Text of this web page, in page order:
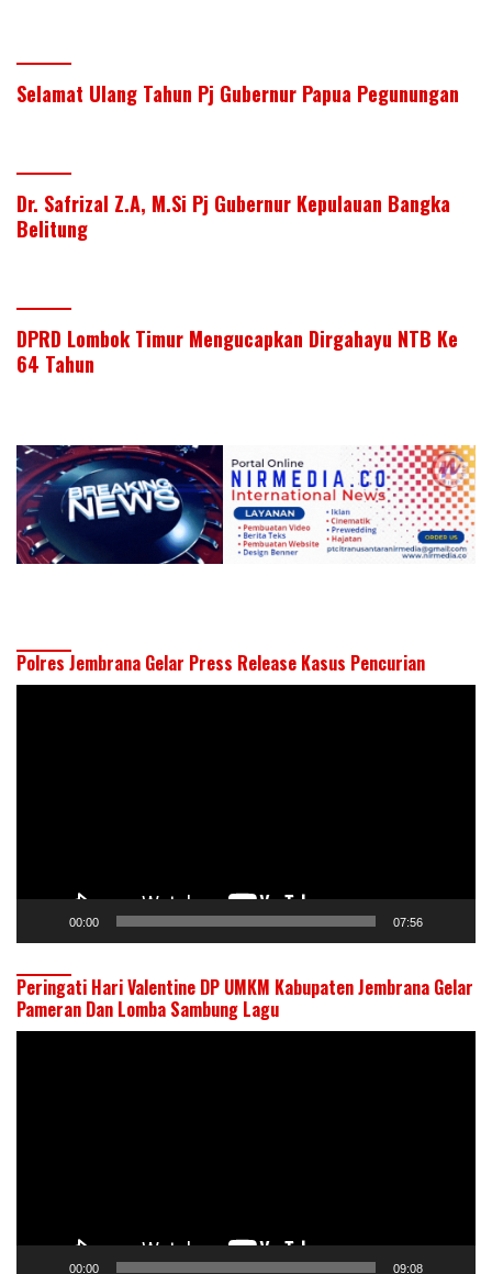
Selamat Ulang Tahun Pj Gubernur Papua Pegunungan
Dr. Safrizal Z.A, M.Si Pj Gubernur Kepulauan Bangka
Belitung
DPRD Lombok Timur Mengucapkan Dirgahayu NTB Ke
64 Tahun
Polres Jembrana Gelar Press Release Kasus Pencurian
00:00 07:56
Peringati Hari Valentine DP UMKM Kabupaten Jembrana Gelar
Pameran Dan Lomba Sambung Lagu
00:00 09:08